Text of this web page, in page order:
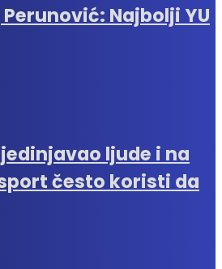
Najbolji YU
ljude i na
često koristi da